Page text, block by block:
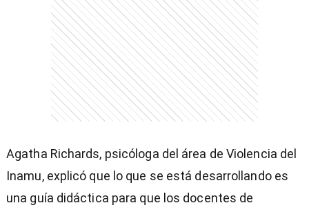
Agatha Richards, psicóloga del área de Violencia del
Inamu, explicó que lo que se está desarrollando es
una guía didáctica para que los docentes de